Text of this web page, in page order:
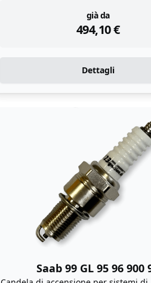
già da
494,10€
instock
Dettagli
Saab 99 GL 95 96 900